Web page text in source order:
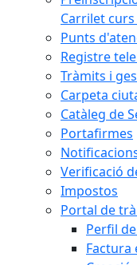
Carrilet curs
Punts
Registre
Tràmits i
Carpeta
Catàleg de
Portafirmes
Verificació
Impostos
Portal de
Perfil
Factura